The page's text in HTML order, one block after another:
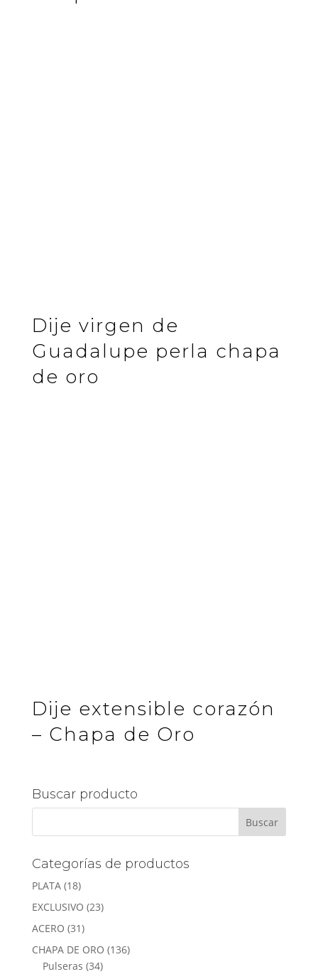
Dije virgen de
Guadalupe perla chapa
de oro
Dije extensible corazón
– Chapa de Oro
Buscar producto
Categorías de productos
PLATA (18)
EXCLUSIVO (23)
ACERO (31)
CHAPA DE ORO (136)
Pulseras (34)